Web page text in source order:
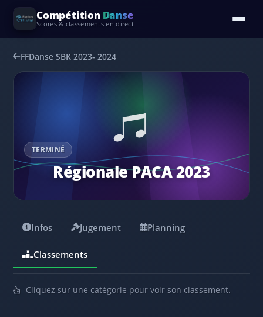
Compétition Danse
Scores & classements en direct
FFDanse SBK 2023- 2024
TERMINÉ
Régionale PACA 2023
Infos Jugement Planning
Classements
Cliquez sur une catégorie pour voir son classement.